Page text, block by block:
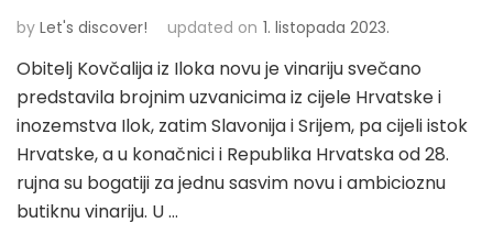
by Let's discover! updated on 1. listopada 2023.
Obitelj Kovčalija iz Iloka novu je vinariju svečano
predstavila brojnim uzvanicima iz cijele Hrvatske i
inozemstva Ilok, zatim Slavonija i Srijem, pa cijeli istok
Hrvatske, a u konačnici i Republika Hrvatska od 28.
rujna su bogatiji za jednu sasvim novu i ambicioznu
butiknu vinariju. U …